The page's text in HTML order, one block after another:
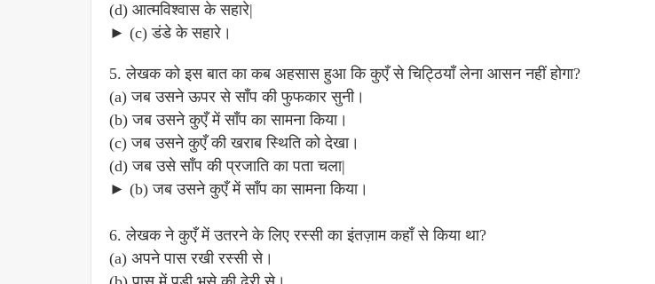
(d) आत्मविश्वास के सहारे|
► (c) डंडे के सहारे।
5. लेखक को इस बात का कब अहसास हुआ कि कुएँ से चिट्ठियाँ लेना आसन नहीं होगा?
(a) जब उसने ऊपर से साँप की फुफकार सुनी।
(b) जब उसने कुएँ में साँप का सामना किया।
(c) जब उसने कुएँ की खराब स्थिति को देखा।
(d) जब उसे साँप की प्रजाति का पता चला|
► (b) जब उसने कुएँ में साँप का सामना किया।
6. लेखक ने कुएँ में उतरने के लिए रस्सी का इंतज़ाम कहाँ से किया था?
(a) अपने पास रखी रस्सी से।